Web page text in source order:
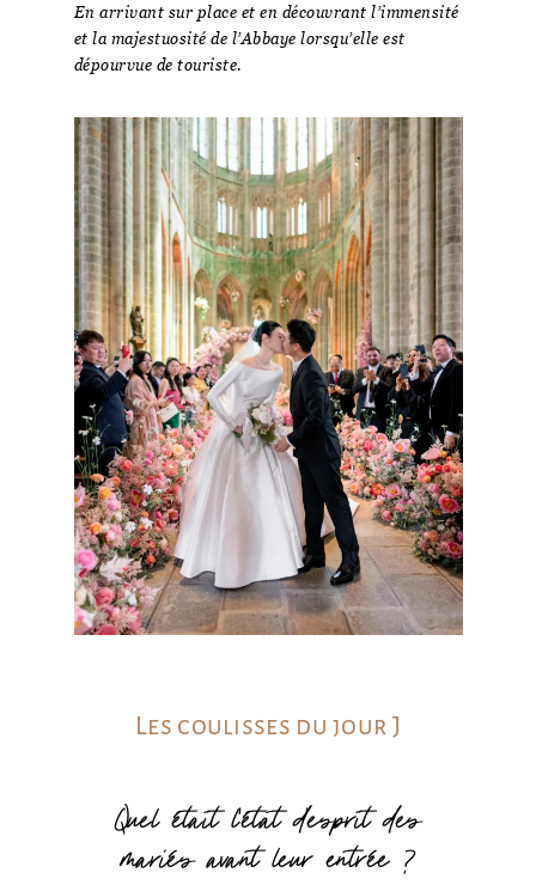
En arrivant sur place et en découvrant l’immensité
et la majestuosité de l’Abbaye lorsqu’elle est
dépourvue de touriste.
Les coulisses du jour J
Quel était l'état d'esprit des
mariés avant leur entrée ?